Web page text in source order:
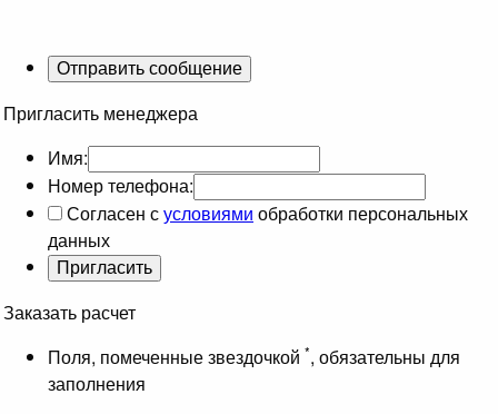
Пригласить менеджера
Имя:
Номер телефона:
Согласен сусловиями обработки персональных
данных
Заказать расчет
Поля, помеченные звездочкой *, обязательны для
заполнения